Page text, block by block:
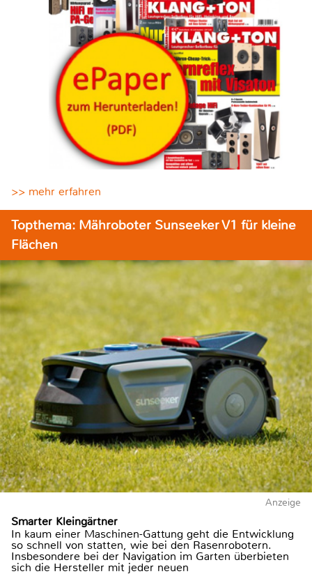
>> mehr erfahren
Topthema: Mähroboter Sunseeker V1 für kleine
Flächen
Anzeige
Smarter Kleingärtner
In kaum einer Maschinen-Gattung geht die Entwicklung
so schnell von statten, wie bei den Rasenrobotern.
Insbesondere bei der Navigation im Garten überbieten
sich die Hersteller mit jeder neuen